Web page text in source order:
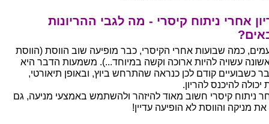
אחרי ניתוח קיסרי - מה לגבי ההריונות
כמה שבועות אחרי הקיסרי, כבר מופיעה שוב הווסת (הווסת
עשויה להיות ארוכה וקשה במיוחד...). משמעות הדבר היא
כשבועיים קודם לכן כנראה שהתרחש ביוץ, ובאופן תיאורטי,
יכולה להיכנס להריון.
ניתוח קיסרי חשוב מאוד להיזהר ולהשתמש באמצעי מניעה, גם
מניקה והווסת לא הופיעה עדיין!